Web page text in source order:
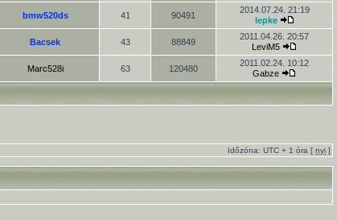
bmw520ds 41 90491
2014.07.24. 21:19
lepke
Bacsek 43 88849
2011.04.26. 20:57
LeviM5
Marc528i 63 120480
2011.02.24. 10:12
Gabze
Időzóna: UTC + 1 óra [ nyi ]